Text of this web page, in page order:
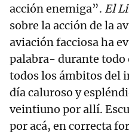
acción enemiga”. El
sobre la acción de la
aviación facciosa ha
palabra- durante todo
todos los ámbitos del
día caluroso y
veintiuno por allí.
por acá, en correcta